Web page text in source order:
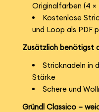
Originalfarben (4 ×
Kostenlose
und Loop als PDF
Zusätzlich benötigst
Stricknadeln in
Stärke
Schere und
Gründl Classico –